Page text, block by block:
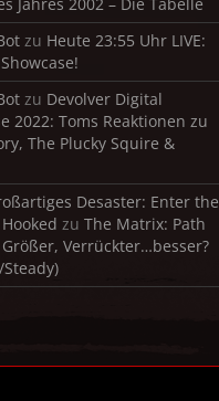
zu Heute 23:55 Uhr LIVE:
zu Devolver Digital
2022: Toms Reaktionen zu
The Plucky Squire &
Desaster: Enter the
zu The Matrix: Path
Größer, Verrückter…besser?